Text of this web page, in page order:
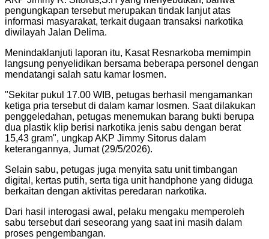
pengungkapan tersebut merupakan tindak lanjut atas
informasi masyarakat, terkait dugaan transaksi narkotika
diwilayah Jalan Delima.
Menindaklanjuti laporan itu, Kasat Resnarkoba memimpin
langsung penyelidikan bersama beberapa personel dengan
mendatangi salah satu kamar losmen.
"Sekitar pukul 17.00 WIB, petugas berhasil mengamankan
ketiga pria tersebut di dalam kamar losmen. Saat dilakukan
penggeledahan, petugas menemukan barang bukti berupa
dua plastik klip berisi narkotika jenis sabu dengan berat
15,43 gram", ungkap AKP Jimmy Sitorus dalam
keterangannya, Jumat (29/5/2026).
Selain sabu, petugas juga menyita satu unit timbangan
digital, kertas putih, serta tiga unit handphone yang diduga
berkaitan dengan aktivitas peredaran narkotika.
Dari hasil interogasi awal, pelaku mengaku memperoleh
sabu tersebut dari seseorang yang saat ini masih dalam
proses pengembangan.